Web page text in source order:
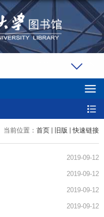
当前位置： 首页 旧版 快速链接
2019-09-12
2019-09-12
2019-09-12
2019-09-12